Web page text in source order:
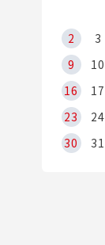
2
3
9
10
16
17
23
24
30
31